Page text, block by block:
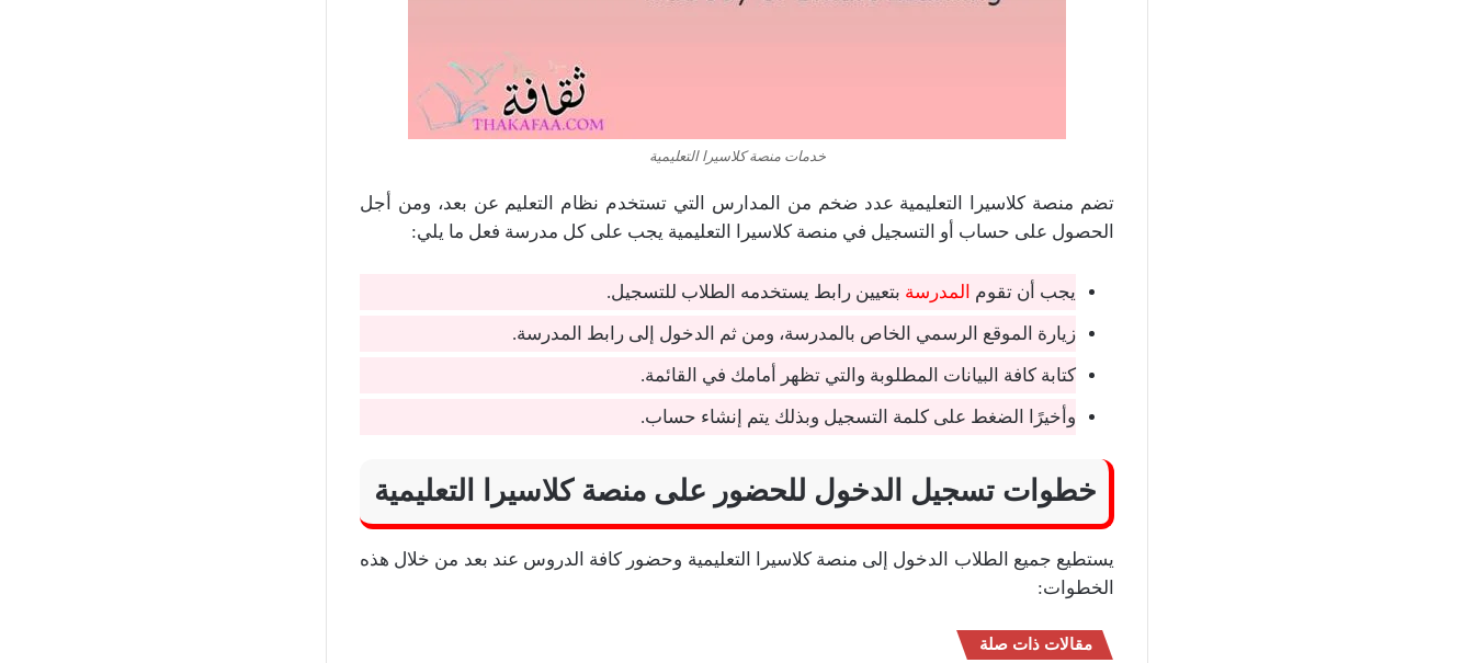
خدمات منصة كلاسيرا التعليمية
تضم منصة كلاسيرا التعليمية عدد ضخم من المدارس التي تستخدم نظام التعليم عن بعد، ومن أجل
الحصول على حساب أو التسجيل في منصة كلاسيرا التعليمية يجب على كل مدرسة فعل ما يلي:
يجب أن تقوم المدرسة بتعيين رابط يستخدمه الطلاب للتسجيل.
زيارة الموقع الرسمي الخاص بالمدرسة، ومن ثم الدخول إلى رابط المدرسة.
كتابة كافة البيانات المطلوبة والتي تظهر أمامك في القائمة.
وأخيرًا الضغط على كلمة التسجيل وبذلك يتم إنشاء حساب.
خطوات تسجيل الدخول للحضور على منصة كلاسيرا التعليمية
يستطيع جميع الطلاب الدخول إلى منصة كلاسيرا التعليمية وحضور كافة الدروس عند بعد من خلال هذه
الخطوات:
مقالات ذات صلة